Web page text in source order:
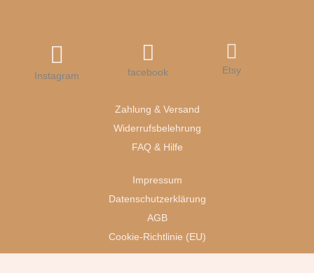
Instagram facebook Etsy
Zahlung & Versand
Widerrufsbelehrung
FAQ & Hilfe
Impressum
Datenschutzerklärung
AGB
Cookie-Richtlinie (EU)